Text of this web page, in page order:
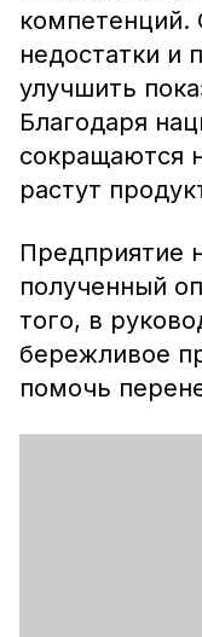
компетенций.
недостатки и
улучшить
Благодаря
сокращаются
растут
Предприятие
полученный
того, в
бережливое
помочь